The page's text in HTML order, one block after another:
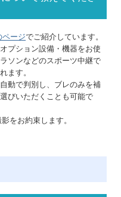
ページでご紹介しています。
プション設備・機器をお使
ソンなどのスポーツ中継で
ます。
動で判別し、ブレのみを補
びいただくことも可能で
をお約束します。